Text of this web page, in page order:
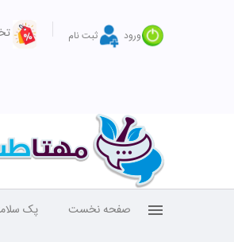
ورود ثبت نام
صفحه نخست پک